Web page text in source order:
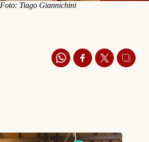
Foto: Tiago Giannichini